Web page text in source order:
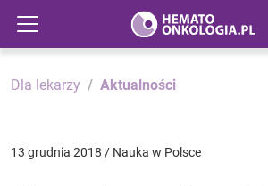
Dla lekarzy Aktualności
13 grudnia 2018 / Nauka w Polsce